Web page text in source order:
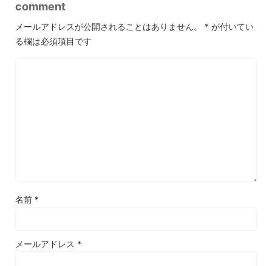
comment
メールアドレスが公開されることはありません。 * が付いてい
る欄は必須項目です
名前 *
メールアドレス *